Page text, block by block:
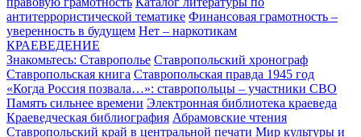
антитеррористической тематике Финансовая грамотность –
уверенность в будущем Нет – наркотикам
КРАЕВЕДЕНИЕ
Знакомьтесь: Ставрополье Ставропольский хронограф
Ставропольская книга Ставропольская правда 1945 год
«Когда Россия позвала…»: ставропольцы – участники СВО
Память сильнее времени Электронная библиотека краеведа
Краеведческая библиография Абрамовские чтения
Ставропольский край в центральной печати Мир культуры и